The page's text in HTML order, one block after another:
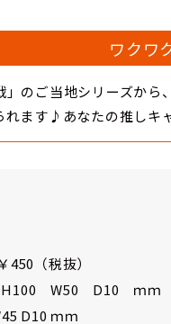
ワクワ
のご当地シリーズか
ます♪あなたの推しキ
（税抜）
H100 W50 D10 ｍｍ
D10 ｍｍ